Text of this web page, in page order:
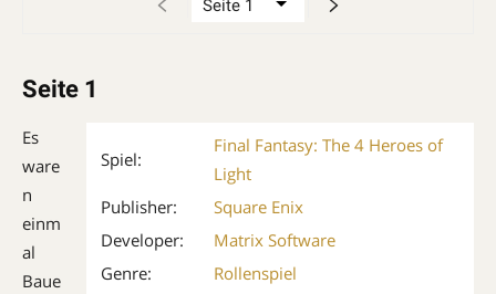
Seite 1
Spiel:
Final Fantasy: The 4 Heroes of
Light
Publisher:
Square Enix
Developer:
Matrix Software
Genre:
Rollenspiel
Es
ware
n
einm
al
Baue